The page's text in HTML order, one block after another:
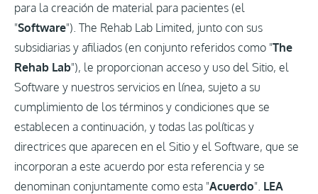
para la creación de material para pacientes (el
"Software"). The Rehab Lab Limited, junto con sus
subsidiarias y afiliados (en conjunto referidos como "The
Rehab Lab"), le proporcionan acceso y uso del Sitio, el
Software y nuestros servicios en línea, sujeto a su
cumplimiento de los términos y condiciones que se
establecen a continuación, y todas las políticas y
directrices que aparecen en el Sitio y el Software, que se
incorporan a este acuerdo por esta referencia y se
denominan conjuntamente como esta "Acuerdo". LEA